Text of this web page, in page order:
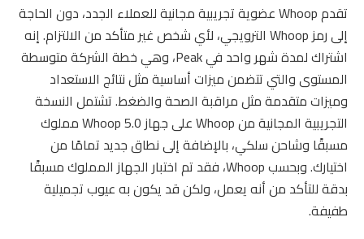
تقدم Whoop عضوية تجريبية مجانية للعملاء الجدد، دون الحاجة
إلى رمز Whoop الترويجي، لأي شخص غير متأكد من الالتزام. إنه
اشتراك لمدة شهر واحد في Peak، وهي خطة الشركة متوسطة
المستوى والتي تتضمن ميزات أساسية مثل نتائج الاستعداد
وميزات متقدمة مثل مراقبة الصحة والضغط. تشتمل النسخة
التجريبية المجانية من Whoop على جهاز Whoop 5.0 مملوك
مسبقًا وشاحن سلكي، بالإضافة إلى نطاق جديد تمامًا من
اختيارك. وبحسب Whoop، فقد تم اختبار الجهاز المملوك مسبقًا
بدقة للتأكد من أنه يعمل، ولكن قد يكون به عيوب تجميلية
طفيفة.